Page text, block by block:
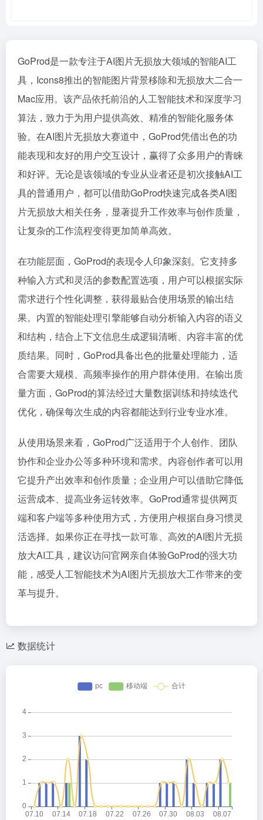
GoProd是一款专注于AI图片无损放大领域的智能AI工
具，Icons8推出的智能图片背景移除和无损放大二合一
Mac应用。该产品依托前沿的人工智能技术和深度学习
算法，致力于为用户提供高效、精准的智能化服务体
验。在AI图片无损放大赛道中，GoProd凭借出色的功
能表现和友好的用户交互设计，赢得了众多用户的青睐
和好评。无论是该领域的专业从业者还是初次接触AI工
具的普通用户，都可以借助GoProd快速完成各类AI图
片无损放大相关任务，显著提升工作效率与创作质量，
让复杂的工作流程变得更加简单高效。
在功能层面，GoProd的表现令人印象深刻。它支持多
种输入方式和灵活的参数配置选项，用户可以根据实际
需求进行个性化调整，获得最贴合使用场景的输出结
果。内置的智能处理引擎能够自动分析输入内容的语义
和结构，结合上下文信息生成逻辑清晰、内容丰富的优
质结果。同时，GoProd具备出色的批量处理能力，适
合需要大规模、高频率操作的用户群体使用。在输出质
量方面，GoProd的算法经过大量数据训练和持续迭代
优化，确保每次生成的内容都能达到行业专业水准。
从使用场景来看，GoProd广泛适用于个人创作、团队
协作和企业办公等多种环境和需求。内容创作者可以用
它提升产出效率和创作质量；企业用户可以借助它降低
运营成本、提高业务运转效率。GoProd通常提供网页
端和客户端等多种使用方式，方便用户根据自身习惯灵
活选择。如果你正在寻找一款可靠、高效的AI图片无损
放大AI工具，建议访问官网亲自体验GoProd的强大功
能，感受人工智能技术为AI图片无损放大工作带来的变
革与提升。
数据统计